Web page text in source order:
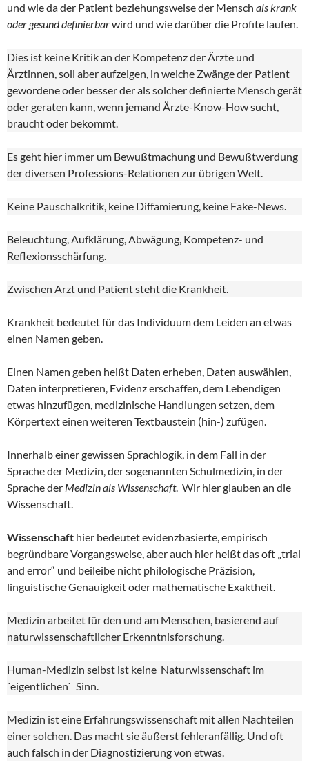
und wie da der Patient beziehungsweise der Mensch als krank
oder gesund definierbarwird und wie darüber die Profite laufen.
Dies ist keine Kritik an der Kompetenz der Ärzte und
Ärztinnen, soll aber aufzeigen, in welche Zwänge der Patient
gewordene oder besser der als solcher definierte Mensch gerät
oder geraten kann, wenn jemand Ärzte-Know-How sucht,
braucht oder bekommt.
Es geht hier immer um Bewußtmachung und Bewußtwerdung
der diversen Professions-Relationen zur übrigen Welt.
Keine Pauschalkritik, keine Diffamierung, keine Fake-News.
Beleuchtung, Aufklärung, Abwägung, Kompetenz- und
Reflexionsschärfung.
Zwischen Arzt und Patient steht die Krankheit.
Krankheit bedeutet für das Individuum dem Leiden an etwas
einen Namen geben.
Einen Namen geben heißt Daten erheben, Daten auswählen,
Daten interpretieren, Evidenz erschaffen, dem Lebendigen
etwas hinzufügen, medizinische Handlungen setzen, dem
Körpertext einen weiteren Textbaustein (hin-) zufügen.
Innerhalb einer gewissen Sprachlogik, in dem Fall in der
Sprache der Medizin, der sogenannten Schulmedizin, in der
Sprache der Medizin als Wissenschaft. Wir hier glauben an die
Wissenschaft.
Wissenschaft hier bedeutet evidenzbasierte, empirisch
begründbare Vorgangsweise, aber auch hier heißt das oft „trial
and error“ und beileibe nicht philologische Präzision,
linguistische Genauigkeit oder mathematische Exaktheit.
Medizin arbeitet für den und am Menschen, basierend auf
naturwissenschaftlicher Erkenntnisforschung.
Human-Medizin selbst ist keine Naturwissenschaft im
´eigentlichen` Sinn.
Medizin ist eine Erfahrungswissenschaft mit allen Nachteilen
einer solchen. Das macht sie äußerst fehleranfällig. Und oft
auch falsch in der Diagnostizierung von etwas.